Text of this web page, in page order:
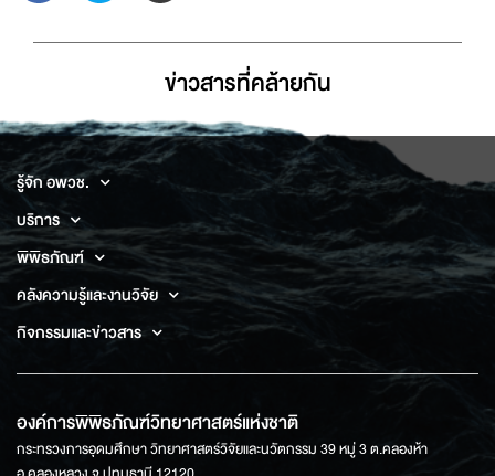
ข่าวสารที่่คล้ายกัน
รู้จัก อพวช.
บริการ
พิพิธภัณฑ์
คลังความรู้และงานวิจัย
กิจกรรมและข่าวสาร
องค์การพิพิธภัณฑ์วิทยาศาสตร์แห่งชาติ
กระทรวงการอุดมศึกษา วิทยาศาสตร์วิจัยและนวัตกรรม 39 หมู่ 3 ต.คลองห้า